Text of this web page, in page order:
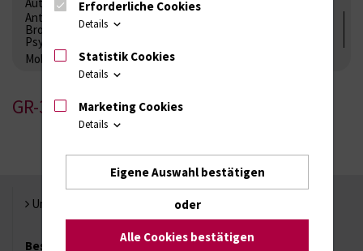
Antibiotika, Zystostatika, Immunsuppressiva, Amaleptika,
Bronchospasmolytika, Antiepileptika, Kardiaka,
Psychpharmaka
Molekulare Diagnostik
GR-3
Universität Rostock
Besuchen Sie uns
Erforderliche Cookies
Details
Statistik Cookies
Details
Marketing Cookies
Details
Eigene Auswahl bestätigen
oder
Alle Cookies bestätigen